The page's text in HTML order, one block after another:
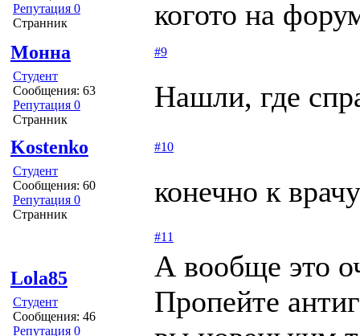
Репутация 0
Странник
когото на
Монна
Студент
Сообщения: 63
Репутация 0
Странник
#9
Нашли, где
Kostenko
Студент
Сообщения: 60
Репутация 0
Странник
#10
конечно к врачу
Lola85
Студент
Сообщения: 46
Репутация 0
#11
А вообще это
Пропейте